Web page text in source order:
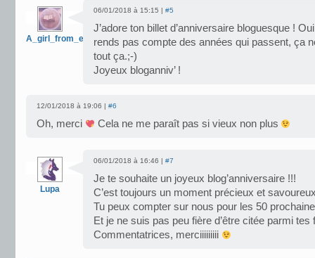
A_girl_from_earth
06/01/2018 à 15:15 | #5
J’adore ton billet d’anniversaire bloguesque !
rends pas compte des années qui passent, ça
tout ça.;-)
Joyeux bloganniv’ !
12/01/2018 à 19:06 | #6
Oh, merci Cela ne me paraît pas si vieux non plus
Lupa
06/01/2018 à 16:46 | #7
Je te souhaite un joyeux blog’anniversaire !!!
C’est toujours un moment précieux et
Tu peux compter sur nous pour les 50
Et je ne suis pas peu fière d’être citée parmi
Commentatrices, merciiiiiiiii